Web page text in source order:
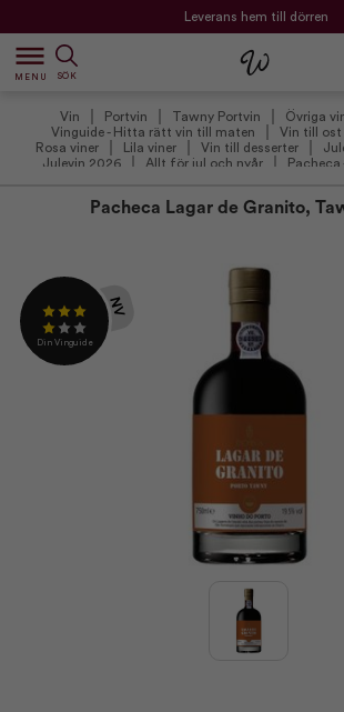
Leverans hem till dörren
dehaze
MENU SÖK
Vin Portvin Tawny Portvin Övriga
Vinguide - Hitta rätt vin till maten
Vin till ost
Rosa viner
Lila viner Vin till desserter
Julevin 2026
Allt för jul och nyår
Pacheca Lagar de Granito,
Din Vinguide
NV